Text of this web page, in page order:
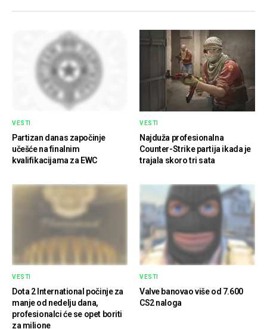
VESTI
Partizan danas započinje
učešće na finalnim
kvalifikacijama za EWC
VESTI
Najduža profesionalna
Counter-Strike partija ikada je
trajala skoro tri sata
VESTI
Dota 2 International počinje za
manje od nedelju dana,
profesionalci će se opet boriti
za milione
VESTI
Valve banovao više od 7.600
CS2 naloga